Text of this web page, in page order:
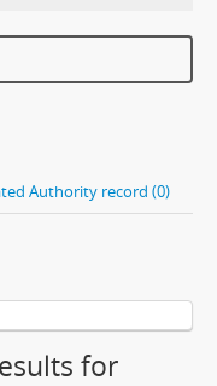
Authority record (0)
for